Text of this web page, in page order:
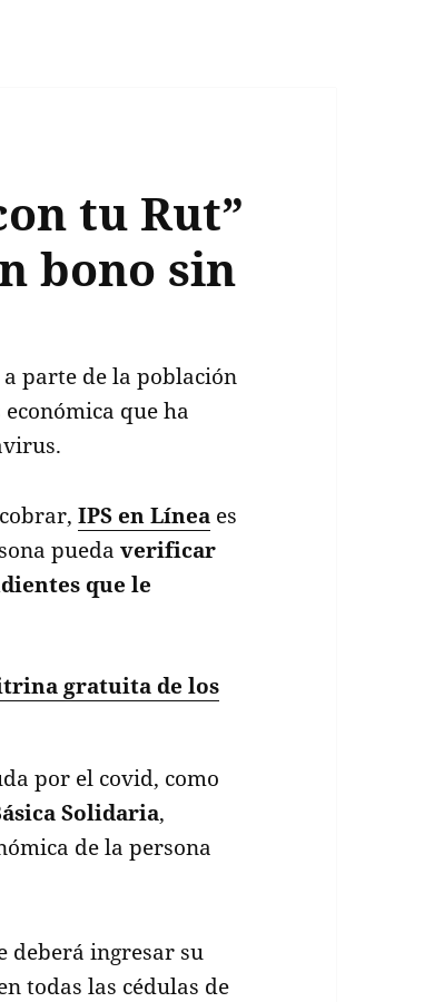
tu Rut”
bono sin
parte de la población
que ha
IPS en Línea es
puedaverificar
que le
gratuita de los
por el covid, como
Solidaria,
de la persona
deberá ingresar su
todas las cédulas de